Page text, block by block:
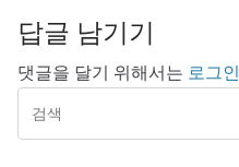
답글 남기기
댓글을 달기 위해서는 로그인